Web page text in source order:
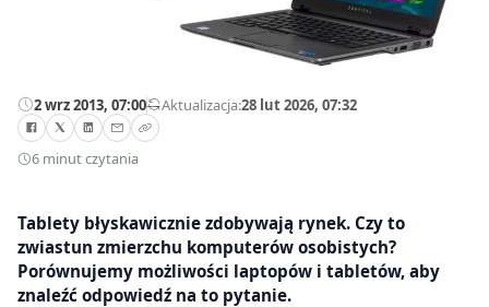
2 wrz 2013, 07:00—Aktualizacja:28 lut 2026, 07:32
6 minut czytania
Tablety błyskawicznie zdobywają rynek. Czy to
zwiastun zmierzchu komputerów osobistych?
Porównujemy możliwości laptopów i tabletów, aby
znaleźć odpowiedź na to pytanie.